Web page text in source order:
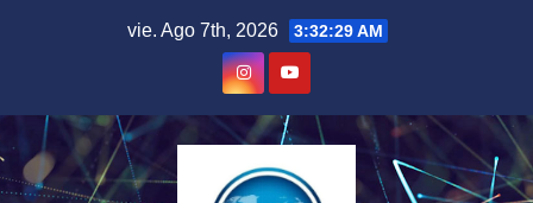
vie. Ago 7th, 2026 3:32:30 AM